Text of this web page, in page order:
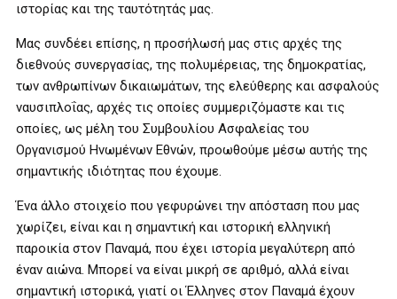
ιστορίας και της ταυτότητάς μας.
Μας συνδέει επίσης, η προσήλωσή μας στις αρχές της
διεθνούς συνεργασίας, της πολυμέρειας, της δημοκρατίας,
των ανθρωπίνων δικαιωμάτων, της ελεύθερης και ασφαλούς
ναυσιπλοΐας, αρχές τις οποίες συμμεριζόμαστε και τις
οποίες, ως μέλη του Συμβουλίου Ασφαλείας του
Οργανισμού Ηνωμένων Εθνών, προωθούμε μέσω αυτής της
σημαντικής ιδιότητας που έχουμε.
Ένα άλλο στοιχείο που γεφυρώνει την απόσταση που μας
χωρίζει, είναι και η σημαντική και ιστορική ελληνική
παροικία στον Παναμά, που έχει ιστορία μεγαλύτερη από
έναν αιώνα. Μπορεί να είναι μικρή σε αριθμό, αλλά είναι
σημαντική ιστορικά, γιατί οι Έλληνες στον Παναμά έχουν